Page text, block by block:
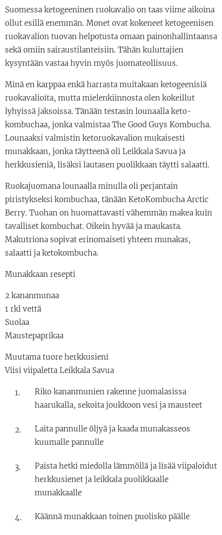
Suomessa ketogeeninen ruokavalio on taas viime aikoina
ollut esillä enemmän. Monet ovat kokeneet ketogeenisen
ruokavalion tuovan helpotusta omaan painonhallintaansa
sekä omiin sairaustilanteisiin. Tähän kuluttajien
kysyntään vastaa hyvin myös juomateollisuus.
Minä en karppaa enkä harrasta muitakaan ketogeenisiä
ruokavalioita, mutta mielenkiinnosta olen kokeillut
lyhyissä jaksoissa. Tänään testasin lounaalla keto-
kombuchaa, jonka valmistaa The Good Guys Kombucha.
Lounaaksi valmistin ketoruokavalion mukaisesti
munakkaan, jonka täytteenä oli Leikkala Savua ja
herkkusieniä, lisäksi lautasen puolikkaan täytti salaatti.
Ruokajuomana lounaalla minulla oli perjantain
piristykseksi kombuchaa, tänään KetoKombucha Arctic
Berry. Tuohan on huomattavasti vähemmän makea kuin
tavalliset kombuchat. Oikein hyvää ja maukasta.
Makutriona sopivat erinomaiseti yhteen munakas,
salaatti ja ketokombucha.
Munakkaan resepti
2 kananmunaa
1 rkl vettä
Suolaa
Maustepaprikaa
Muutama tuore herkkusieni
Viisi viipaletta Leikkala Savua
Riko kananmunien rakenne juomalasissa
haarukalla, sekoita joukkoon vesi ja mausteet
Laita pannulle öljyä ja kaada munakasseos
kuumalle pannulle
Paista hetki miedolla lämmöllä ja lisää viipaloidut
herkkusienet ja leikkala puolikkaalle
munakkaalle
Käännä munakkaan toinen puolisko päälle